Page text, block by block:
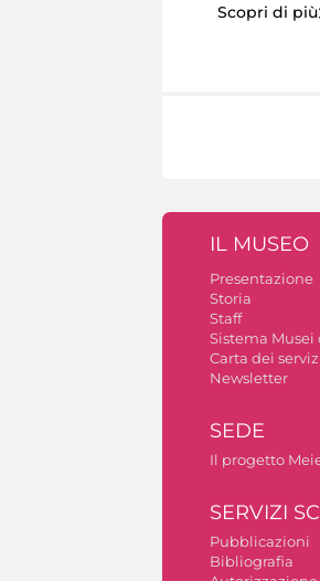
Scopri di più
IL MUSEO
Presentazione
Storia
Staff
Sistema Musei
Carta dei
Newsletter
SEDE
Il progetto
SERVIZI
Pubblicazioni
Bibliografia